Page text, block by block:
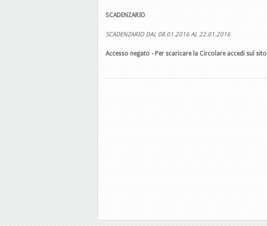
SCADENZARIO
SCADENZARIO DAL 08.01.2016 AL 22.01.2016
Accesso negato - Per scaricare la Circolare accedi sul sito